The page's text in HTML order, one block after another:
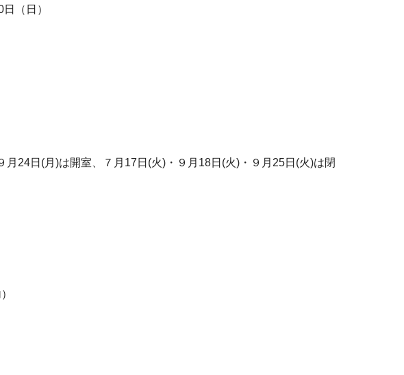
（日）
月24日(月)は開室、７月17日(火)・９月18日(火)・９月25日(火)は閉